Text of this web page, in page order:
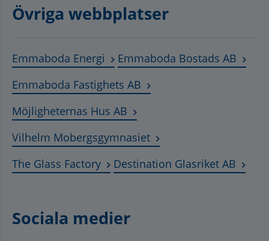
Övriga webbplatser
Emmaboda Energi Länk till annan webbplats,
Emmaboda Bostads AB
Emmaboda Fastighets AB Länk till annan
Möjligheternas Hus AB Länk till annan webbplats,
Vilhelm MobergsgymnasietLänk till annan
The Glass FactoryLänk till annan webbplats,
Destination Glasriket AB
Sociala medier